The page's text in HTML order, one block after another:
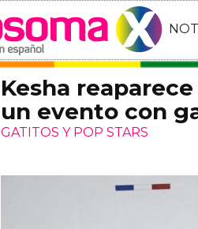
Kesha
un evento con
GATITOS Y POP STARS